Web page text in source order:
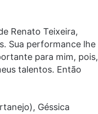
Renato Teixeira,
Sua performance lhe
para mim, pois,
talentos. Então
Géssica